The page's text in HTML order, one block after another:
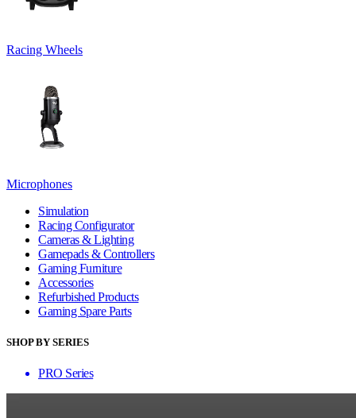
Racing Wheels
Microphones
Simulation
Racing Configurator
Cameras & Lighting
Gamepads & Controllers
Gaming Furniture
Accessories
Refurbished Products
Gaming Spare Parts
SHOP BY SERIES
PRO Series